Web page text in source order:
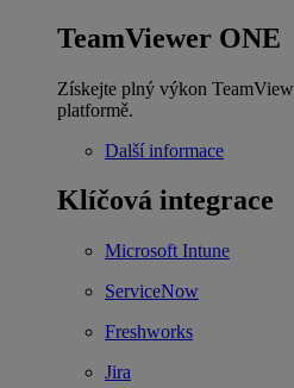
TeamViewer ONE
Získejte plný výkon
platformě.
Další informace
Klíčová integrace
Microsoft Intune
ServiceNow
Freshworks
Jira